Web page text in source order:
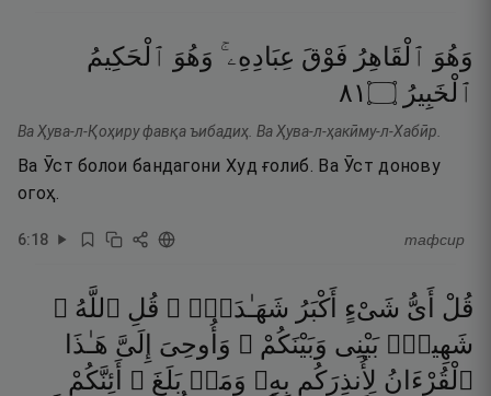
وَهُوَ ٱلْقَاهِرُ فَوْقَ عِبَادِهِۦ ۚ وَهُوَ ٱلْحَكِيمُ
ٱلْخَبِيرُ ۝١٨
Ва Ҳува-л-Қоҳиру фавқа ъибадиҳ. Ва Ҳува-л-ҳакӣму-л-Хабӣр.
Ва Ӯст болои бандагони Худ ғолиб. Ва Ӯст донову
огоҳ.
6:18 тафсир
قُلْ أَىُّ شَىْءٍ أَكْبَرُ شَهَـٰدَةًۭ ۖ قُلِ ٱللَّهُ ۖ
شَهِيدٌۢ بَيْنِى وَبَيْنَكُمْ ۚ وَأُوحِىَ إِلَىَّ هَـٰذَا
ٱلْقُرْءَانُ لِأُنذِرَكُم بِهِۦ وَمَنۢ بَلَغَ ۚ
أَئِنَّكُمْ